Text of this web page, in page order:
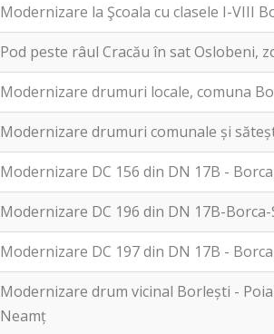
Modernizare la Şcoala cu clasele I-VIII
Pod peste râul Cracău în sat Oslobeni,
Modernizare drumuri locale, comuna
Modernizare drumuri comunale și
Modernizare DC 156 din DN 17B -
Modernizare DC 196 din DN 17B-
Modernizare DC 197 din DN 17B -
Modernizare drum vicinal Borlești -
Neamț